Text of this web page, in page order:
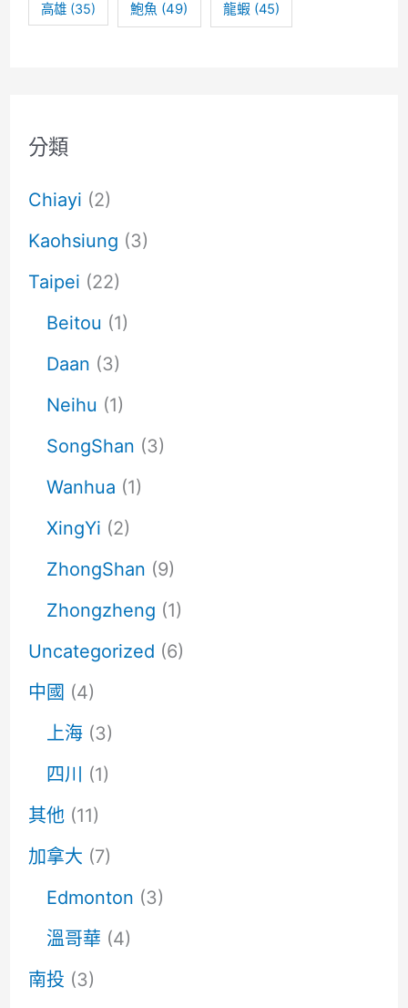
高雄(35) 鮑魚 (49) 龍蝦 (45)
分類
Chiayi (2)
Kaohsiung (3)
Taipei (22)
Beitou (1)
Daan (3)
Neihu (1)
SongShan (3)
Wanhua (1)
XingYi (2)
ZhongShan (9)
Zhongzheng (1)
Uncategorized (6)
中國 (4)
上海(3)
四川
(1)
其他(11)
加拿大 (7)
Edmonton (3)
溫哥華 (4)
南投 (3)